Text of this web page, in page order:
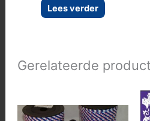
Lees verder
Gerelateerde